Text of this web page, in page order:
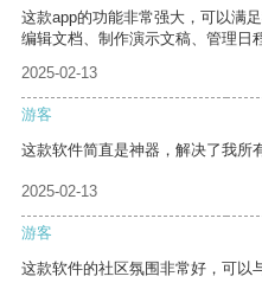
这款app的功能非常强大，可以满
编辑文档、制作演示文稿、管理日
2025-02-13
游客
这款软件简直是神器，解决了我所
2025-02-13
游客
这款软件的社区氛围非常好，可以